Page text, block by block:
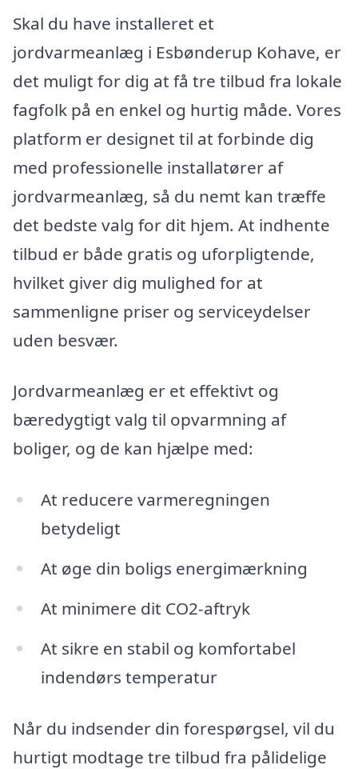
Skal du have installeret et
jordvarmeanlæg i Esbønderup Kohave, er
det muligt for dig at få tre tilbud fra lokale
fagfolk på en enkel og hurtig måde. Vores
platform er designet til at forbinde dig
med professionelle installatører af
jordvarmeanlæg, så du nemt kan træffe
det bedste valg for dit hjem. At indhente
tilbud er både gratis og uforpligtende,
hvilket giver dig mulighed for at
sammenligne priser og serviceydelser
uden besvær.
Jordvarmeanlæg er et effektivt og
bæredygtigt valg til opvarmning af
boliger, og de kan hjælpe med:
At reducere varmeregningen
betydeligt
At øge din boligs energimærkning
At minimere dit CO2-aftryk
At sikre en stabil og komfortabel
indendørs temperatur
Når du indsender din forespørgsel, vil du
hurtigt modtage tre tilbud fra pålidelige